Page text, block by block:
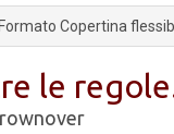
Formato Copertina
le